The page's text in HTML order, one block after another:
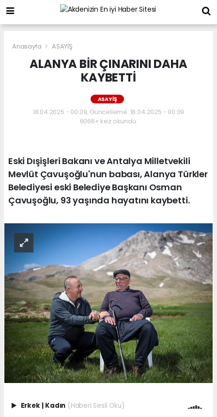
Anasayfa ASAYİŞ
ALANYA BİR ÇINARINI DAHA
KAYBETTİ
ASAYİŞ
18.04.2025 - 00:09, Güncelleme: 18.04.2025 - 00:09
6066+ kez okundu.
Eski Dışişleri Bakanı ve Antalya Milletvekili
Mevlüt Çavuşoğlu'nun babası, Alanya Türkler
Belediyesi eski Belediye Başkanı Osman
Çavuşoğlu, 93 yaşında hayatını kaybetti.
Erkek | Kadın (Haberi Sesli Oku)